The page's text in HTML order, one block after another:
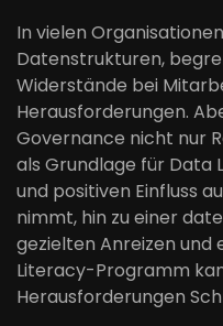
In vielen
Datenstrukturen,
Widerstände bei
Herausforderungen.
Governance nicht nur
als Grundlage für
und positiven Einfluss
nimmt, hin zu einer
gezielten Anreizen
Literacy-Programm
Herausforderungen